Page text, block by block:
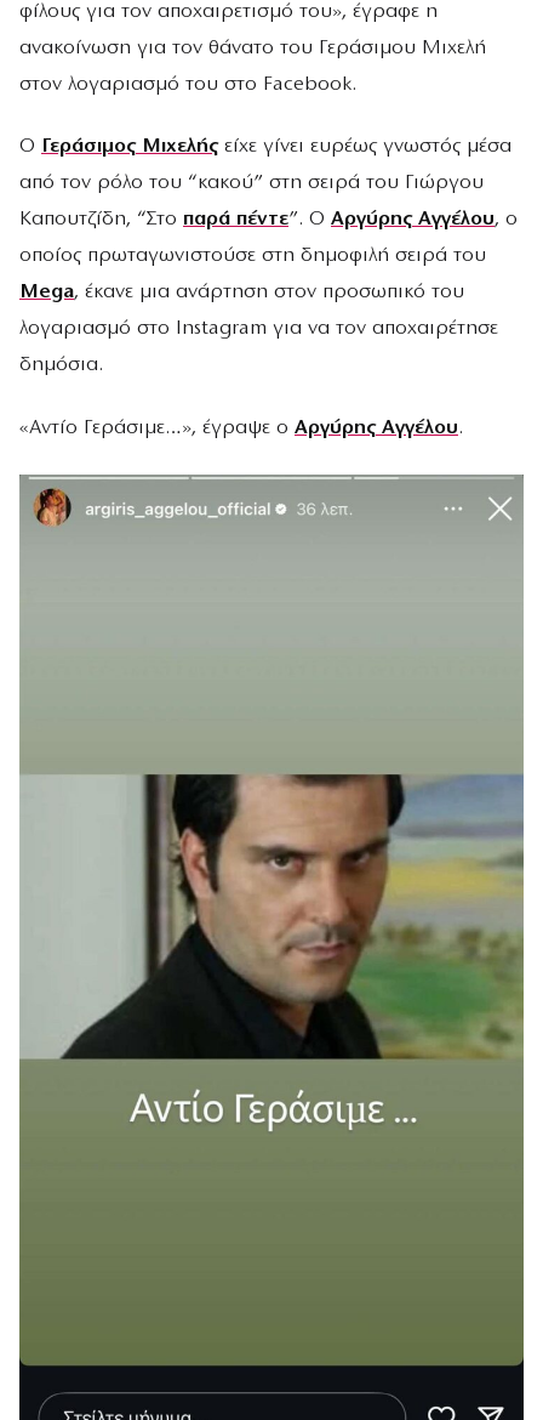
φίλους για τον αποχαιρετισμό του», έγραφε η
ανακοίνωση για τον θάνατο του Γεράσιμου Μιχελή
στον λογαριασμό του στο Facebook.
Ο Γεράσιμος Μιχελήςείχε γίνει ευρέως γνωστός μέσα
από τον ρόλο του “κακού” στη σειρά του Γιώργου
Καπουτζίδη, “Στο παρά πέντε”. Ο Αργύρης Αγγέλου, ο
οποίος πρωταγωνιστούσε στη δημοφιλή σειρά του
Mega, έκανε μια ανάρτηση στον προσωπικό του
λογαριασμό στο Instagram για να τον αποχαιρέτησε
δημόσια.
«Αντίο Γεράσιμε…», έγραψε ο Αργύρης Αγγέλου.